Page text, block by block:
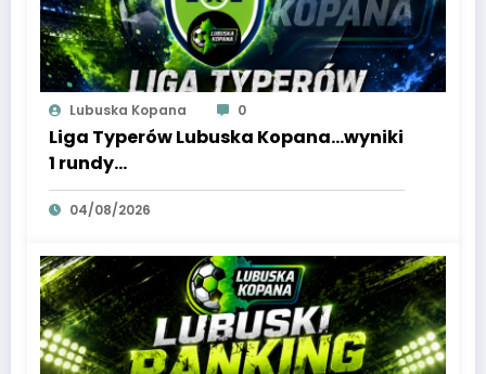
Lubuska Kopana 0
Liga Typerów Lubuska Kopana…wyniki
1 rundy…
04/08/2026